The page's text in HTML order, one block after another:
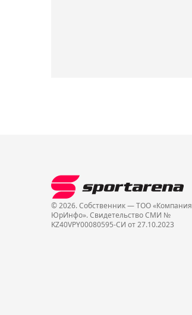
© 2026. Собственник — ТОО «Компания
ЮрИнфо». Cвидетельство СМИ №
KZ40VPY00080595-СИ от 27.10.2023